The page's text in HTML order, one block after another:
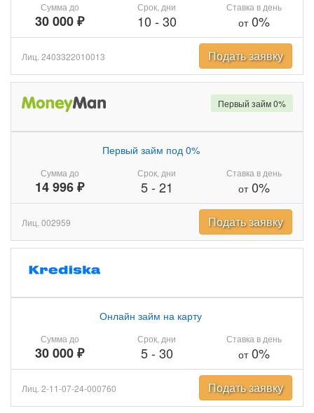
Сумма до
30 000 ₽
Срок, дни
10 - 30
Ставка в день
от0%
Лиц. 2403322010013 Подать заявку
Сумма до
14 996 ₽
Первый займ под 0%
Срок, дни
5- 21
Ставка в день
от0%
Первый займ 0%
Лиц. 002959 Подать заявку
Сумма до
30 000 ₽
Онлайн займ на карту
Срок, дни
5- 30
Ставка в день
от0%
Лиц. 2-11-07-24-000760 Подать заявку